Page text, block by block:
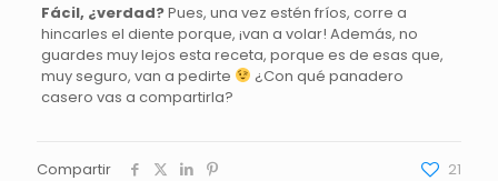
Fácil, ¿verdad?Pues, una vez estén fríos, corre a
hincarles el diente porque, ¡van a volar! Además, no
guardes muy lejos esta receta, porque es de esas que,
muy seguro, van a pedirte
¿Con qué panadero
casero vas a compartirla?
Compartir 21